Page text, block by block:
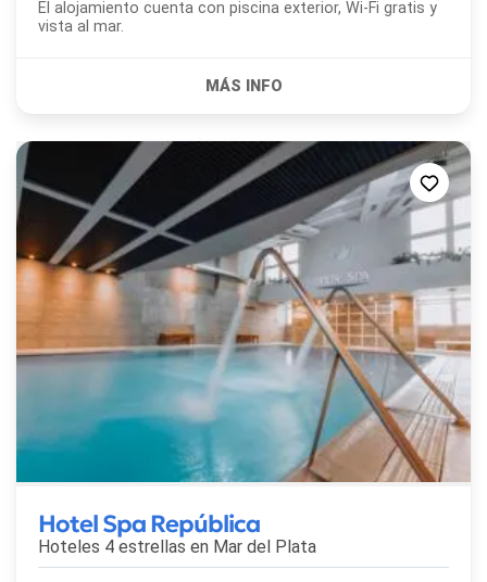
El alojamiento cuenta con piscina exterior, Wi-Fi gratis y
vista al mar.
Hotel Spa República
Hoteles 4 estrellas en Mar del Plata